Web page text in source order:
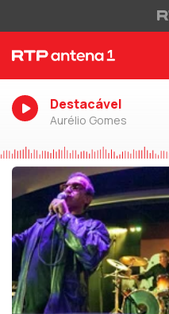
Destacável
Aurélio Gomes